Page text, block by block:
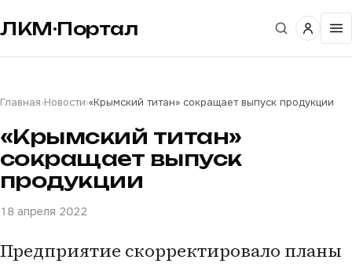
ЛКМ·Портал
Главная›Новости›«Крымский титан» сокращает выпуск продукции
«Крымский титан»
сокращает выпуск
продукции
18 апреля 2022
Предприятие скорректировало планы